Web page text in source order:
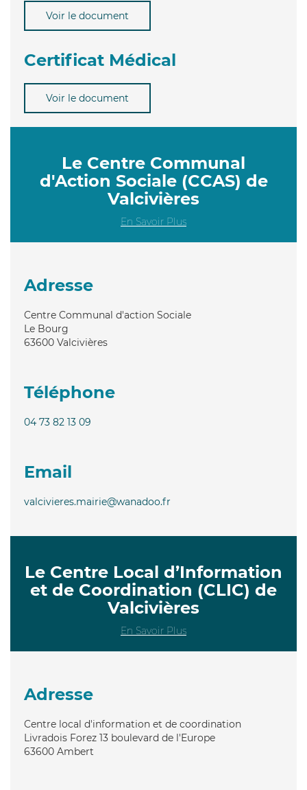
Voir le document
Certificat Médical
Voir le document
Le Centre Communal
d'Action Sociale (CCAS) de
Valcivières
En Savoir Plus
Adresse
Centre Communal d'action Sociale
Le Bourg
63600 Valcivières
Téléphone
04 73 82 13 09
Email
valcivieres.mairie@wanadoo.fr
Le Centre Local d’Information
et de Coordination (CLIC) de
Valcivières
En Savoir Plus
Adresse
Centre local d'information et de coordination
Livradois Forez 13 boulevard de l'Europe
63600 Ambert